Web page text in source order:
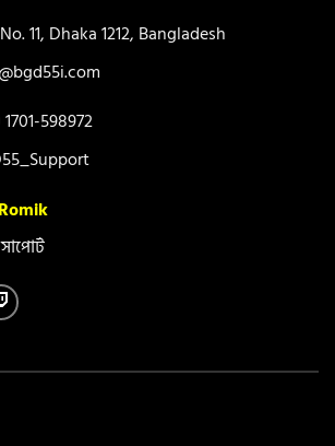
11, Dhaka 1212, Bangladesh
598972